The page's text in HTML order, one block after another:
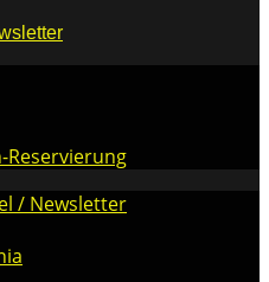
Reservierung
/ Newsletter